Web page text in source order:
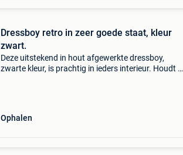
Dressboy retro in zeer goede staat, kleur
zwart.
Deze uitstekend in hout afgewerkte dressboy,
zwarte kleur, is prachtig in ieders interieur. Houdt u
Ophalen